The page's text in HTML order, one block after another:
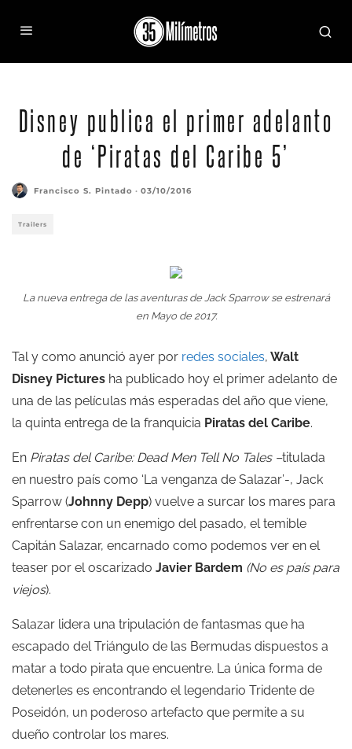
Disney publica el primer adelanto
de ‘Piratas del Caribe 5’
Francisco S. Pintado · 03/10/2016
Trailers
La nueva entrega de las aventuras de Jack Sparrow se estrenará
en Mayo de 2017.
Tal y como anunció ayer por redes sociales, Walt
Disney Pictures ha publicado hoy el primer adelanto de
una de las películas más esperadas del año que viene,
la quinta entrega de la franquicia Piratas del Caribe.
En Piratas del Caribe: Dead Men Tell No Tales –titulada
en nuestro país como ‘La venganza de Salazar’-, Jack
Sparrow (Johnny Depp) vuelve a surcar los mares para
enfrentarse con un enemigo del pasado, el temible
Capitán Salazar, encarnado como podemos ver en el
teaser por el oscarizado Javier Bardem (No es país para
viejos).
Salazar lidera una tripulación de fantasmas que ha
escapado del Triángulo de las Bermudas dispuestos a
matar a todo pirata que encuentre. La única forma de
detenerles es encontrando el legendario Tridente de
Poseidón, un poderoso artefacto que permite a su
dueño controlar los mares.